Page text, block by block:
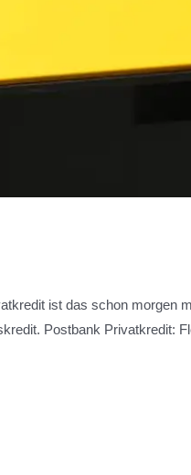
ist das schon morgen
Postbank Privatkredit: